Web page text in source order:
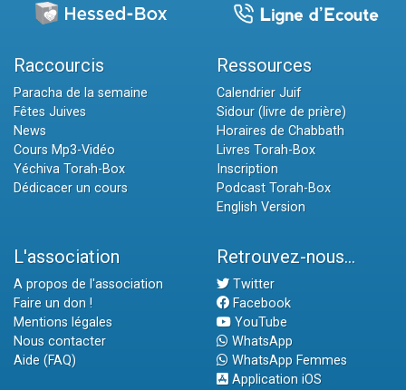
Raccourcis
Paracha de la semaine
Fêtes Juives
News
Cours Mp3-Vidéo
Yéchiva Torah-Box
Dédicacer un cours
Ressources
Calendrier Juif
Sidour (livre de prière)
Horaires de Chabbath
Livres Torah-Box
Inscription
Podcast Torah-Box
English Version
L'association
A propos de l'association
Faire un don !
Mentions légales
Nous contacter
Aide (FAQ)
Retrouvez-nous...
Twitter
Facebook
YouTube
WhatsApp
WhatsApp Femmes
Application iOS